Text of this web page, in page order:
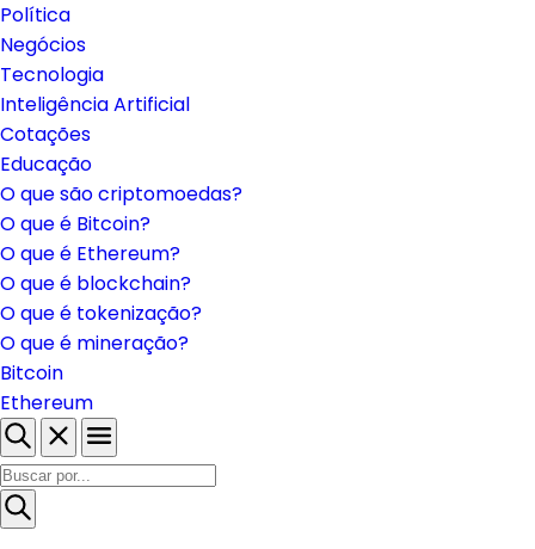
Política
Negócios
Tecnologia
Inteligência Artificial
Cotações
Educação
O que são criptomoedas?
O que é Bitcoin?
O que é Ethereum?
O que é blockchain?
O que é tokenização?
O que é mineração?
Bitcoin
Ethereum